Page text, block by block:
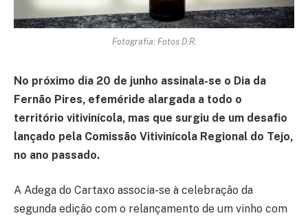
Fotografia: Fotos D.R.
No próximo dia 20 de junho assinala-se o Dia da
Fernão Pires, efeméride alargada a todo o
território vitivinícola, mas que surgiu de um desafio
lançado pela Comissão Vitivinícola Regional do Tejo,
no ano passado.
A Adega do Cartaxo associa-se à celebração da
segunda edição com o relançamento de um vinho com